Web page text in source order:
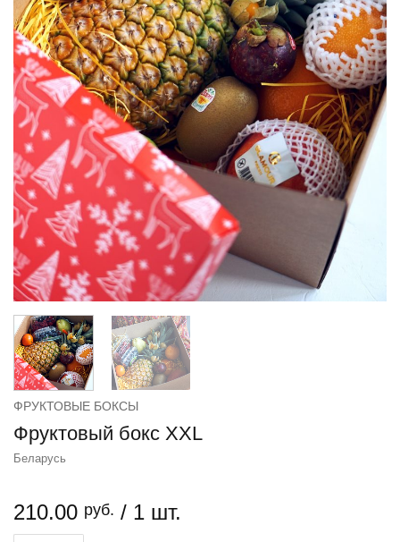
ФРУКТОВЫЕ БОКСЫ
Фруктовый бокс XXL
Беларусь
210.00 руб. / 1 шт.